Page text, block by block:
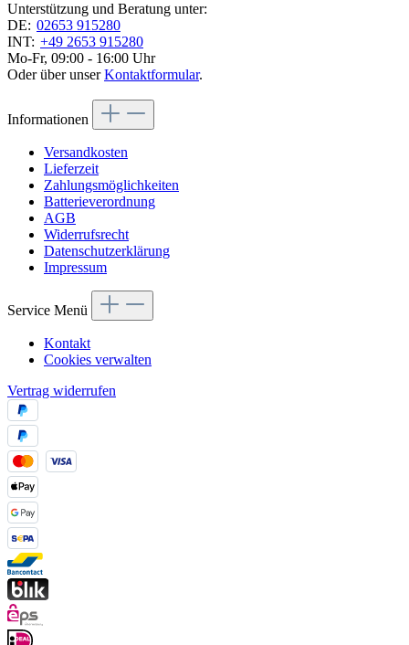
Unterstützung und Beratung unter:
DE: 02653 915280
INT: +49 2653 915280
Mo-Fr, 09:00 - 16:00 Uhr
Oder über unserKontaktformular.
Informationen
Versandkosten
Lieferzeit
Zahlungsmöglichkeiten
Batterieverordnung
AGB
Widerrufsrecht
Datenschutzerklärung
Impressum
Service Menü
Kontakt
Cookies verwalten
Vertrag widerrufen